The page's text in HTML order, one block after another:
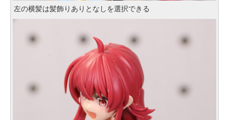
左の横髪は髪飾りありとなしを選択できる